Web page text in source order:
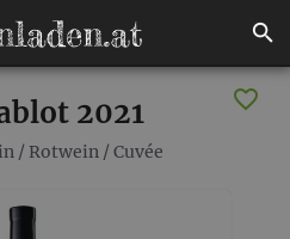
2021
/ Rotwein / Cuvée